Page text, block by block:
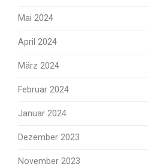
Mai 2024
April 2024
März 2024
Februar 2024
Januar 2024
Dezember 2023
November 2023